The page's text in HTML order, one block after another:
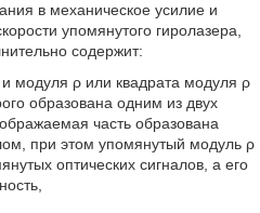
в механическое усилие и
упомянутого гиролазера,
содержит:
модуля ρ или квадрата модуля ρ
образована одним из двух
часть образована
при этом упомянутый модуль ρ
оптических сигналов, а его